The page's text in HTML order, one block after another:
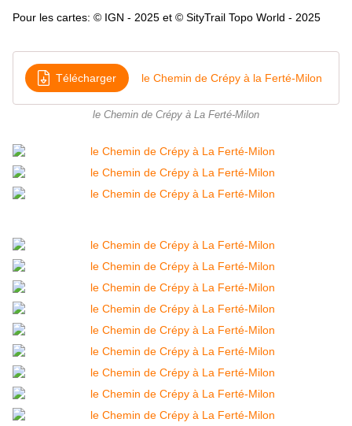
Pour les cartes: © IGN - 2025 et © SityTrail Topo World - 2025
Télécharger le Chemin de Crépy à la Ferté-Milon
le Chemin de Crépy à La Ferté-Milon